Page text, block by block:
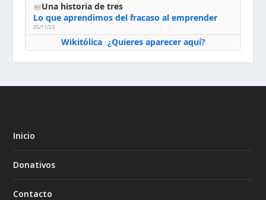
Una historia de tres
Lo que aprendimos del fracaso al emprender
25/11/23
Wikitólica· ¿Quieres aparecer aquí?
Inicio
Donativos
Contacto